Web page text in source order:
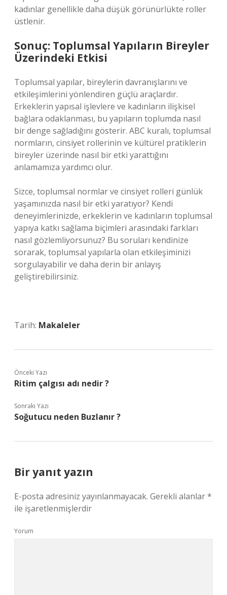
kadınlar genellikle daha düşük görünürlükte roller
üstlenir.
Sonuç: Toplumsal Yapıların Bireyler
Üzerindeki Etkisi
Toplumsal yapılar, bireylerin davranışlarını ve
etkileşimlerini yönlendiren güçlü araçlardır.
Erkeklerin yapısal işlevlere ve kadınların ilişkisel
bağlara odaklanması, bu yapıların toplumda nasıl
bir denge sağladığını gösterir. ABC kuralı, toplumsal
normların, cinsiyet rollerinin ve kültürel pratiklerin
bireyler üzerinde nasıl bir etki yarattığını
anlamamıza yardımcı olur.
Sizce, toplumsal normlar ve cinsiyet rolleri günlük
yaşamınızda nasıl bir etki yaratıyor? Kendi
deneyimlerinizde, erkeklerin ve kadınların toplumsal
yapıya katkı sağlama biçimleri arasındaki farkları
nasıl gözlemliyorsunuz? Bu soruları kendinize
sorarak, toplumsal yapılarla olan etkileşiminizi
sorgulayabilir ve daha derin bir anlayış
geliştirebilirsiniz.
Tarih: Makaleler
Önceki Yazı
Ritim çalgısı adı nedir ?
Sonraki Yazı
Soğutucu neden Buzlanır ?
Bir yanıt yazın
E-posta adresiniz yayınlanmayacak. Gerekli alanlar*
ile işaretlenmişlerdir
Yorum